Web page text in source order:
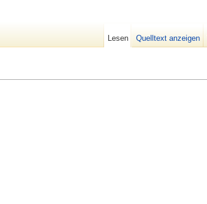
Lesen Quelltext anzeigen